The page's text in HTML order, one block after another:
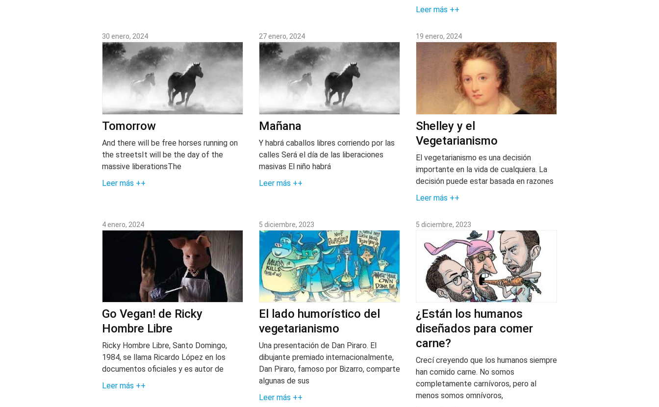
Leer más ++
30 enero, 2024
Tomorrow
And there will be free horses running on
the streetsIt will be the day of the
massive liberationsThe
Leer más ++
27 enero, 2024
Mañana
Y habrá caballos libres corriendo por las
calles Será el día de las liberaciones
masivas El niño habrá
Leer más ++
19 enero, 2024
Shelley y el
Vegetarianismo
El vegetarianismo es una decisión
importante en la vida de cualquiera. La
decisión puede estar basada en razones
Leer más ++
4 enero, 2024
Go Vegan! de Ricky
Hombre Libre
Ricky Hombre Libre, Santo Domingo,
1984, se llama Ricardo López en los
documentos oficiales y es autor de
Leer más ++
5 diciembre, 2023
El lado humorístico del
vegetarianismo
Una presentación de Dan Piraro. El
dibujante premiado internacionalmente,
Dan Piraro, famoso por Bizarro, comparte
algunas de sus
Leer más ++
5 diciembre, 2023
¿Están los humanos
diseñados para comer
carne?
Crecí creyendo que los humanos siempre
han comido carne. No somos
completamente carnívoros, pero al
menos somos omnívoros,